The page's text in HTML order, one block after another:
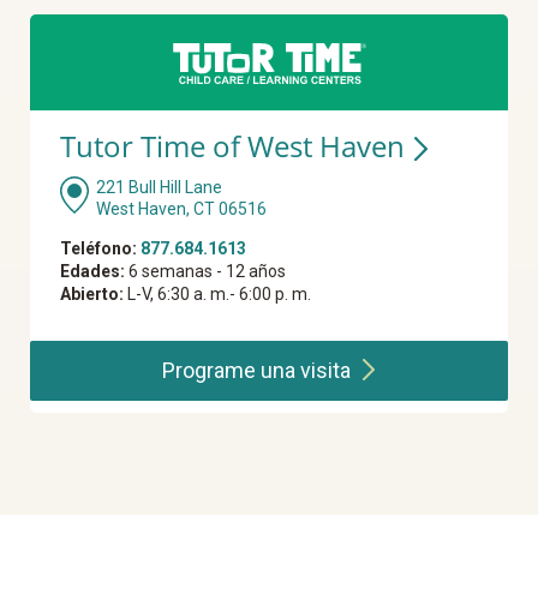
Tutor Time of West Haven
221 Bull Hill Lane
West Haven, CT 06516
Teléfono: 877.684.1613
Edades: 6 semanas - 12 años
Abierto: L-V, 6:30 a. m.- 6:00 p. m.
Programe unavisita